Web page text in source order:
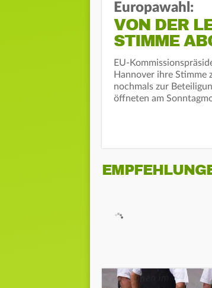
Europawahl:
VON DER
STIMME
EU-
Hannover ihre Stimme
nochmals zur
öffneten am